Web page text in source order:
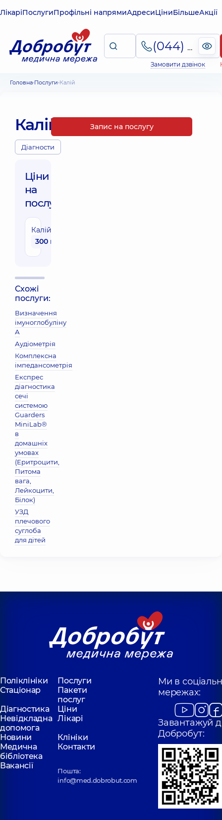
ЛікаріПослугиПрофільні напрямиАдресиЦіниБільшеАкції
(044) 495-2-888
Замовити дзвінок
Головна Послуги Калій
Калій
Діагности
Ціни
на
послуги:
Калій
300 грн
Схожі
послуги:
Визначення
імуноглобуліну
А
Аудіометрія
Комплексна
імпедансометрія
Експрес
діагностика
сечі
системою
Guarders
MiniLab®
в
домашніх
умовах
(Еритроцити,
Питома
вага,
Лейкоцити,
Бiлок)
УЗД
плечового
суглоба
для дітей
Запис на послугу
Поліклініки
Послуги
Стаціонар
Пакети
послуг
Діагностика
Ціни
Невідкладна
допомога
Лікарі
Новини
Клініки
Медична
бібліотека
Контакти
Вакансії
Пошта:
info@med.dobrobut.com
Ми в
мережах:
Завантажуй
Добробут: